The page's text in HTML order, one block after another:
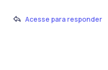
Acesse para responder